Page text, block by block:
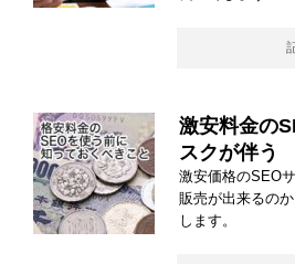
激安料金の
スクが伴う
激安価格のSEO
販売が出来るの
します。